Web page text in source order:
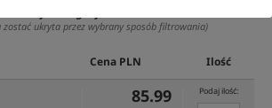
zostać ukryta przez wybrany sposób filtrowania)
Cena PLN Ilość
85.99 Podaj ilość: